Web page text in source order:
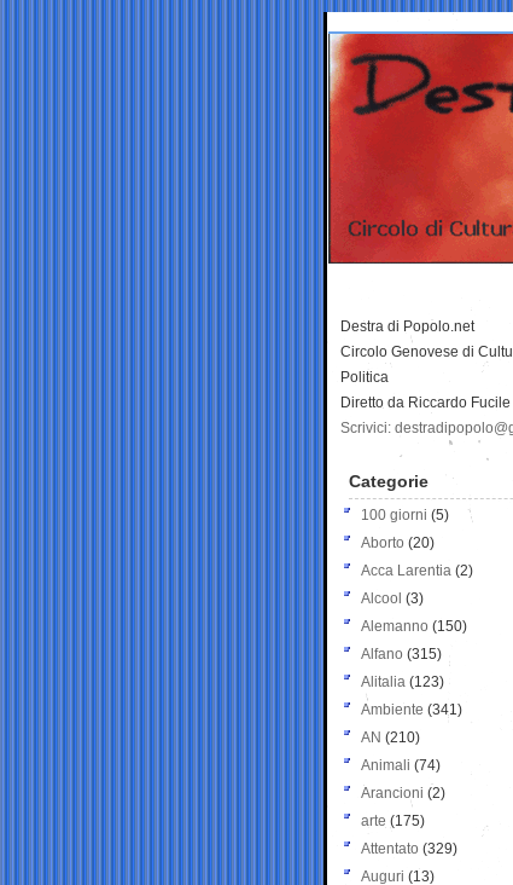
Destra di Popolo.net
Circolo Genovese di
Politica
Diretto da Riccardo Fucile
Scrivici:
Categorie
100 giorni (5)
Aborto (20)
Acca Larentia (2)
Alcool (3)
Alemanno (150)
Alfano (315)
Alitalia (123)
Ambiente (341)
AN (210)
Animali (74)
Arancioni (2)
arte (175)
Attentato (329)
Auguri (13)